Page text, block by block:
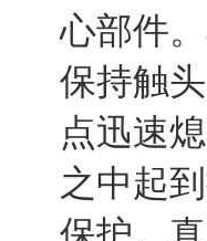
心部件
保持触
点迅速
之中起